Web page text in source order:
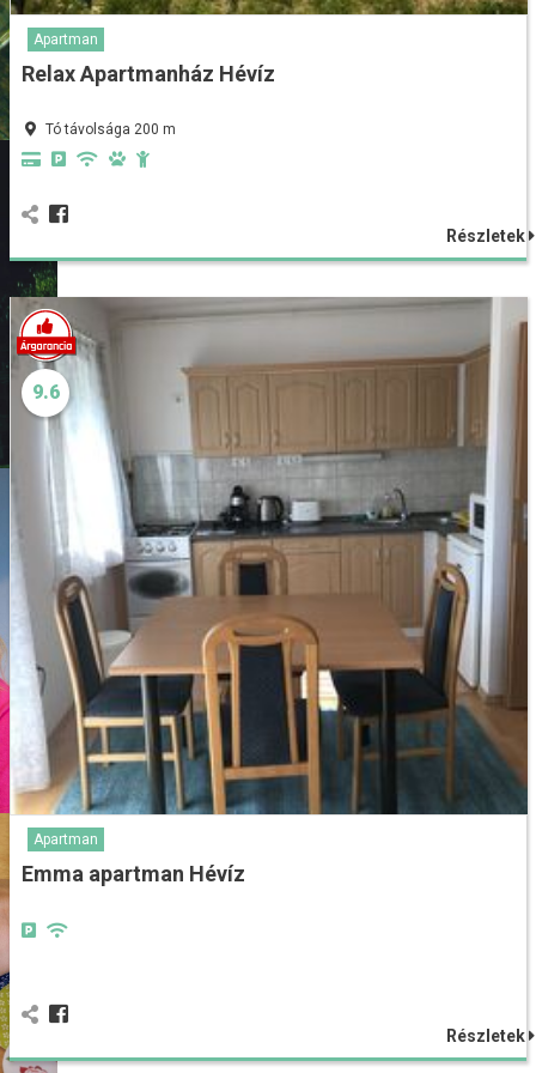
Apartman
Relax Apartmanház Hévíz
Tó távolsága 200 m
Részletek
9.6
Apartman
Emma apartman Hévíz
Részletek